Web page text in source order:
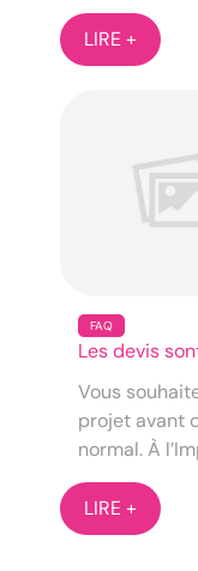
LIRE +
FAQ
Les devis
Vous
projet avant
normal. À
LIRE +